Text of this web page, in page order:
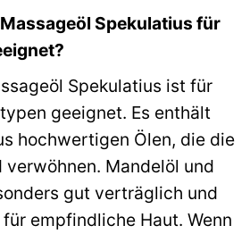
Spekulatius für
Spekulatius ist für
geeignet. Es enthält
hochwertigen Ölen, die die
Mandelöl und
gut verträglich und
empfindliche Haut. Wenn